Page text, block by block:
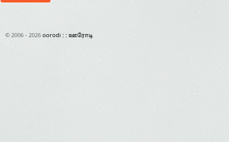
© 2006 - 2026 oorodi : : ஊரோடி